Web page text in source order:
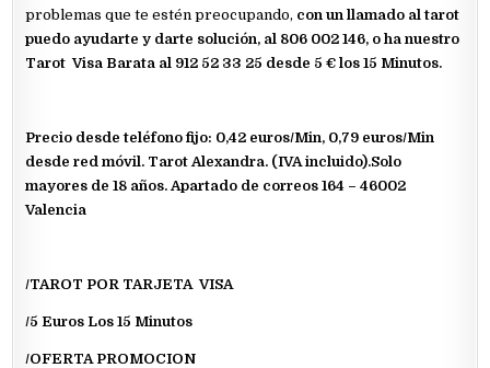
problemas que te estén preocupando, con un llamado al tarot
puedo ayudarte y darte solución, al 806 002 146, o ha nuestro
Tarot Visa Barata al 912 52 33 25 desde 5 € los 15 Minutos.
Precio desde teléfono fijo: 0,42 euros/Min, 0,79 euros/Min
desde red móvil. Tarot Alexandra. (IVA incluido).Solo
mayores de 18 años. Apartado de correos 164 – 46002
Valencia
/TAROT POR TARJETA VISA
/5 Euros Los 15 Minutos
/OFERTA PROMOCION